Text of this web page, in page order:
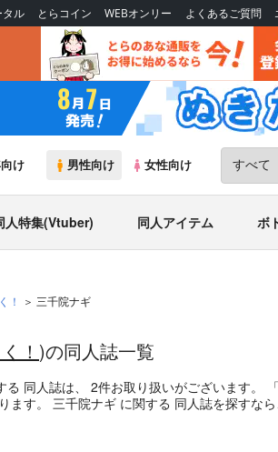
ル とらコイン WEBオンリー よくあるご質問
け 男性向け 女性向け
人特集(Vtuber) 同人アイテム ボ
！ 三千院ナギ
！ )の同人誌一覧
る 同人誌は、 2件お取り扱いがございます。 「
ます。 三千院ナギ に関する 同人誌を探すな